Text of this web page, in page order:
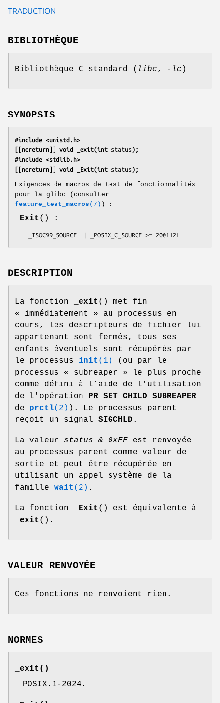
TRADUCTION
BIBLIOTHÈQUE
Bibliothèque C standard ( libc, -lc )
SYNOPSIS
#include <unistd.h>
[[noreturn]] void _exit(int status);
#include <stdlib.h>
[[noreturn]] void _Exit(int status);
Exigences de macros de test de fonctionnalités
pour la glibc (consulter
feature_test_macros (7) ) :
_Exit () :
    _ISOC99_SOURCE || _POSIX_C_SOURCE >= 200112L
DESCRIPTION
La fonction _exit () met fin
« immédiatement » au processus en
cours, les descripteurs de fichier lui
appartenant sont fermés, tous ses
enfants éventuels sont récupérés par
le processus init (1)
(ou par le
processus « subreaper » le plus proche
comme défini à l’aide de l'utilisation
de l'opération PR_SET_CHILD_SUBREAPER
de prctl(2) ). Le processus parent
reçoit un signal SIGCHLD .
La valeur status & 0xFF est renvoyée
au processus parent comme valeur de
sortie et peut être récupérée en
utilisant un appel système de la
famille wait (2) .
La fonction _Exit () est équivalente à
_exit ().
VALEUR RENVOYÉE
Ces fonctions ne renvoient rien.
NORMES
_exit ()
POSIX.1-2024.